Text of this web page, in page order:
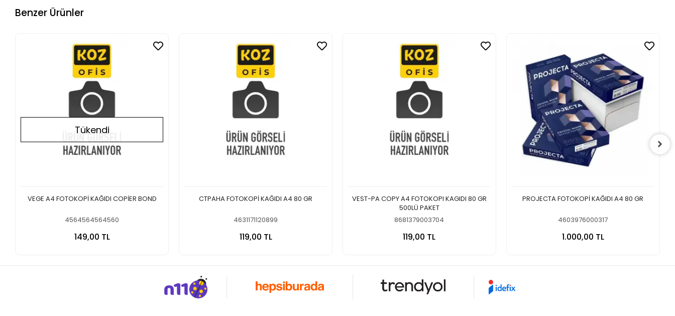
Benzer Ürünler
Tükendi
VEGE A4 FOTOKOPİ KAĞIDI COPİER BOND
4564564564560
149,00 TL
CTPAHA FOTOKOPİ KAĞIDI A4 80 GR
4631171120899
119,00 TL
VEST-PA COPY A4 FOTOKOPI KAGIDI 80 GR
500LÜ PAKET
8681379003704
119,00 TL
PROJECTA FOTOKOPİ KAĞIDI A4 80 GR
4603976000317
1.000,00 TL